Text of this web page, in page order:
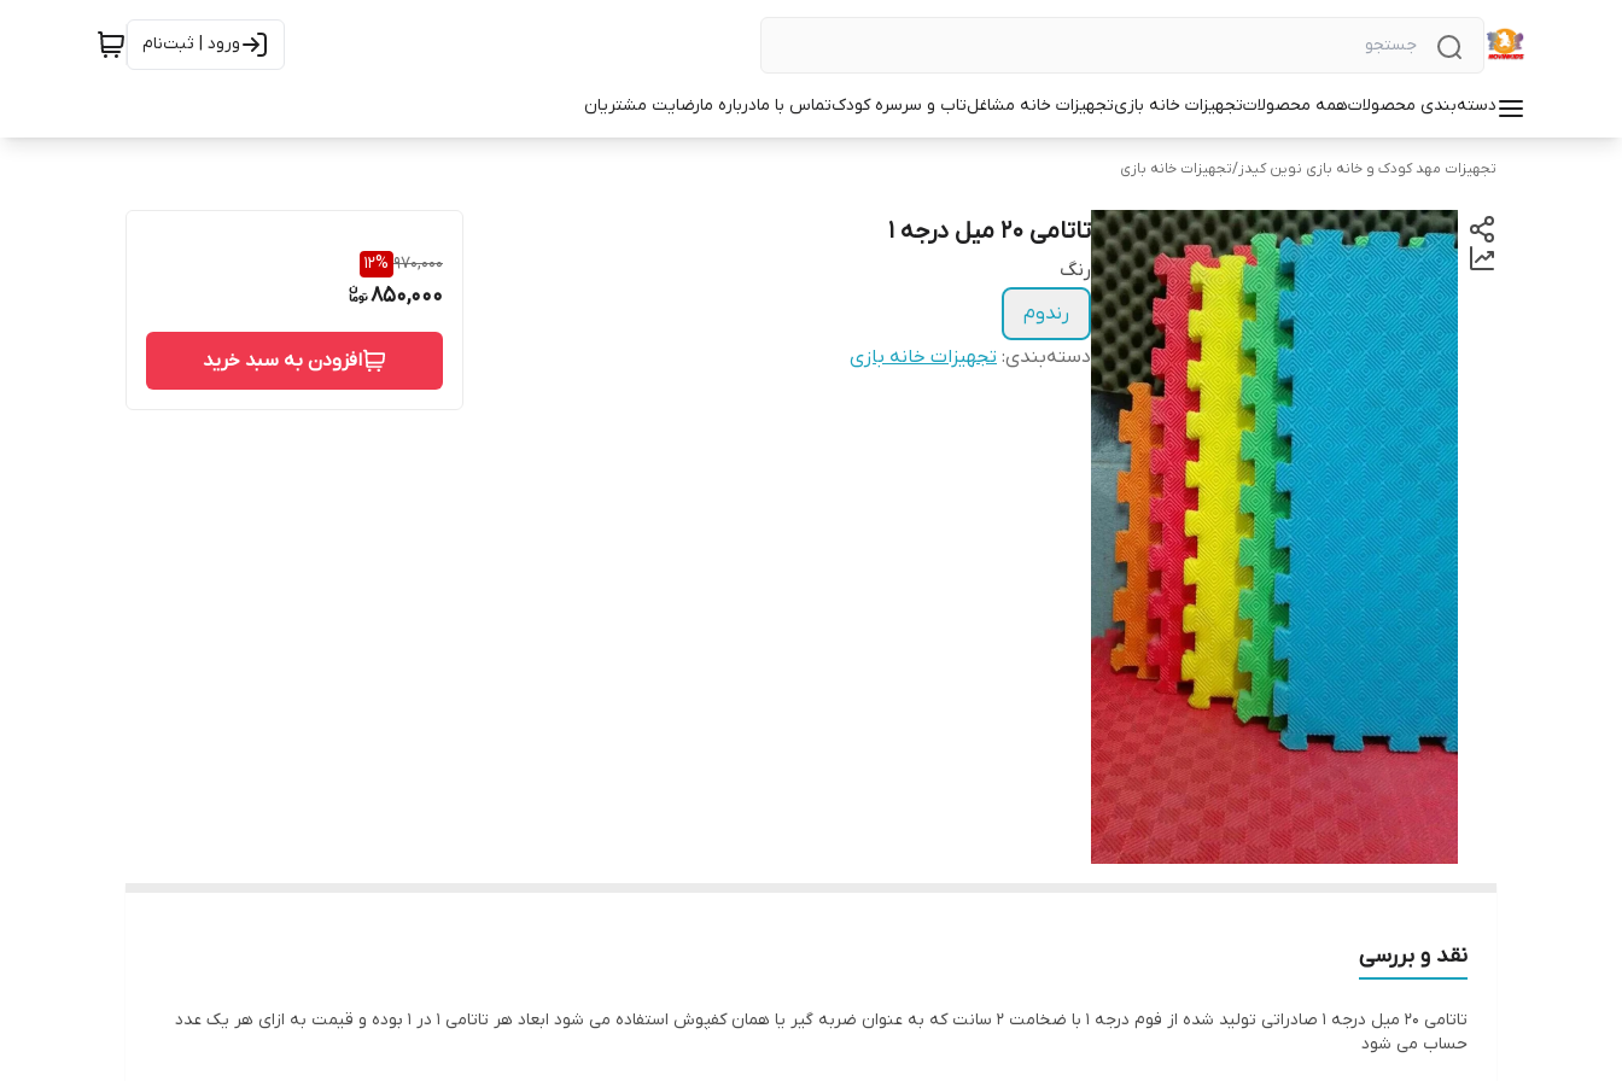
ورود | ثبت‌نام
دسته‌بندی محصولاتهمه محصولاتتجهیزات خانه بازیتجهیزات خانه مشاغلتاب و سرسره کودکتماس با مادرباره مارضایت مشتریان
تجهیزات مهد کودک و خانه بازی نوین کیدز/تجهیزات خانه بازی
تاتامی 20 میل درجه 1
رنگ
رندوم
دسته‌بندی: تجهیزات خانه بازی
970,000
12%
850,000
افزودن به سبد خرید
نقد و بررسی
تاتامی 20 میل درجه 1 صادراتی تولید شده از فوم درجه 1 با ضخامت 2 سانت که به عنوان ضربه گیر یا همان کفپوش استفاده می شود ابعاد هر تاتامی 1 در 1 بوده و قیمت به ازای هر یک عدد
حساب می شود